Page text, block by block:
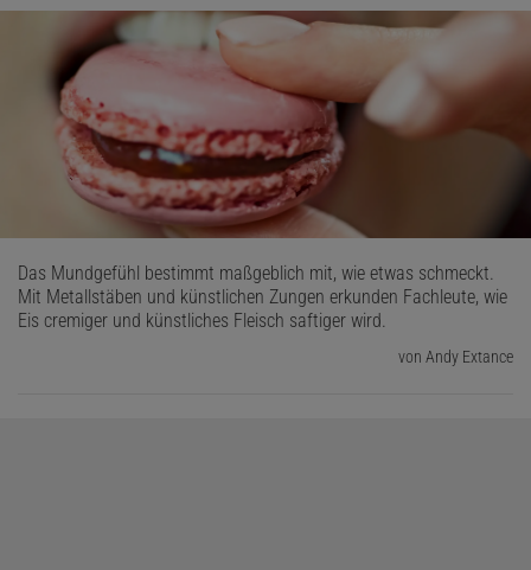
Das Mundgefühl bestimmt maßgeblich mit, wie etwas schmeckt.
Mit Metallstäben und künstlichen Zungen erkunden Fachleute, wie
Eis cremiger und künstliches Fleisch saftiger wird.
von Andy Extance